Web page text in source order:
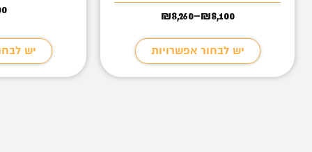
₪8,100
–
₪8,260
טווח
עד
יש לבחור אפשרויות יש